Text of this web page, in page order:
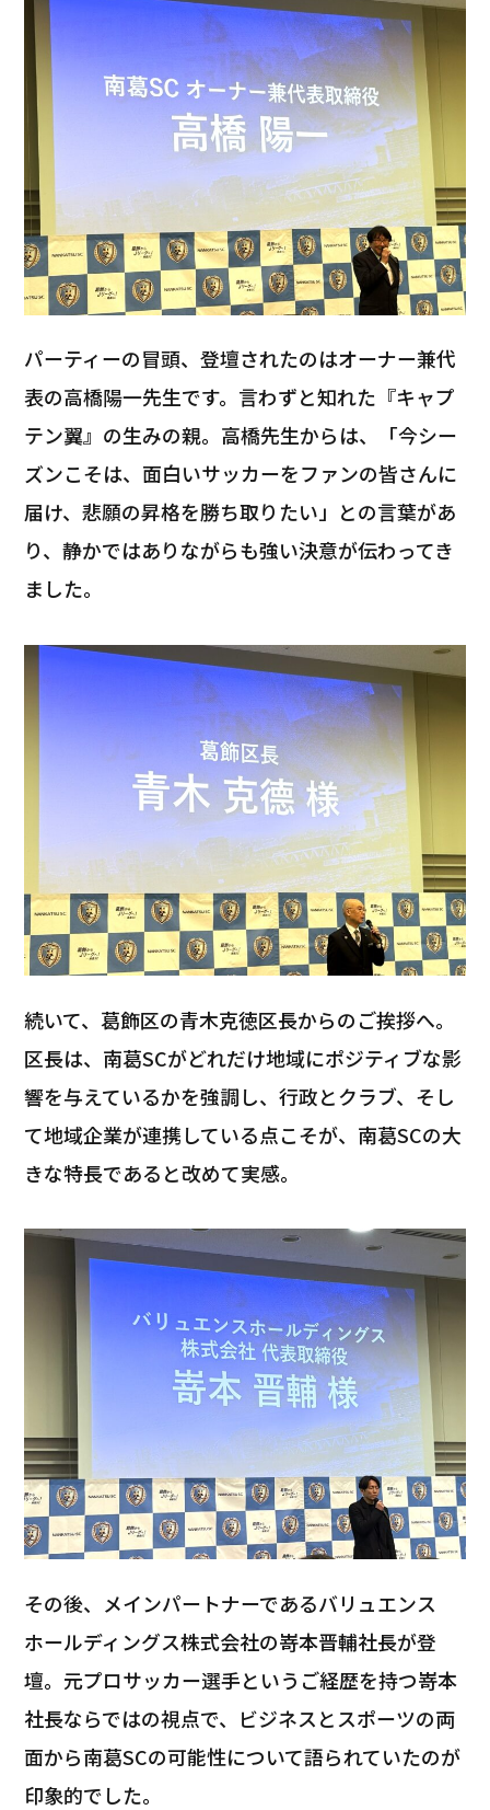
パーティーの冒頭、登壇されたのはオーナー兼代
表の高橋陽一先生です。言わずと知れた『キャプ
テン翼』の生みの親。高橋先生からは、「今シー
ズンこそは、面白いサッカーをファンの皆さんに
届け、悲願の昇格を勝ち取りたい」との言葉があ
り、静かではありながらも強い決意が伝わってき
ました。
続いて、葛飾区の青木克徳区長からのご挨拶へ。
区長は、南葛SCがどれだけ地域にポジティブな影
響を与えているかを強調し、行政とクラブ、そし
て地域企業が連携している点こそが、南葛SCの大
きな特長であると改めて実感。
その後、メインパートナーであるバリュエンス
ホールディングス株式会社の嵜本晋輔社長が登
壇。元プロサッカー選手というご経歴を持つ嵜本
社長ならではの視点で、ビジネスとスポーツの両
面から南葛SCの可能性について語られていたのが
印象的でした。